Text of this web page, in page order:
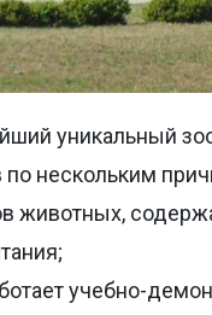
уникальный
нескольким
животных,
учебно-